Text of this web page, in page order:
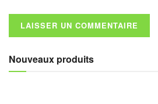
Nouveaux produits